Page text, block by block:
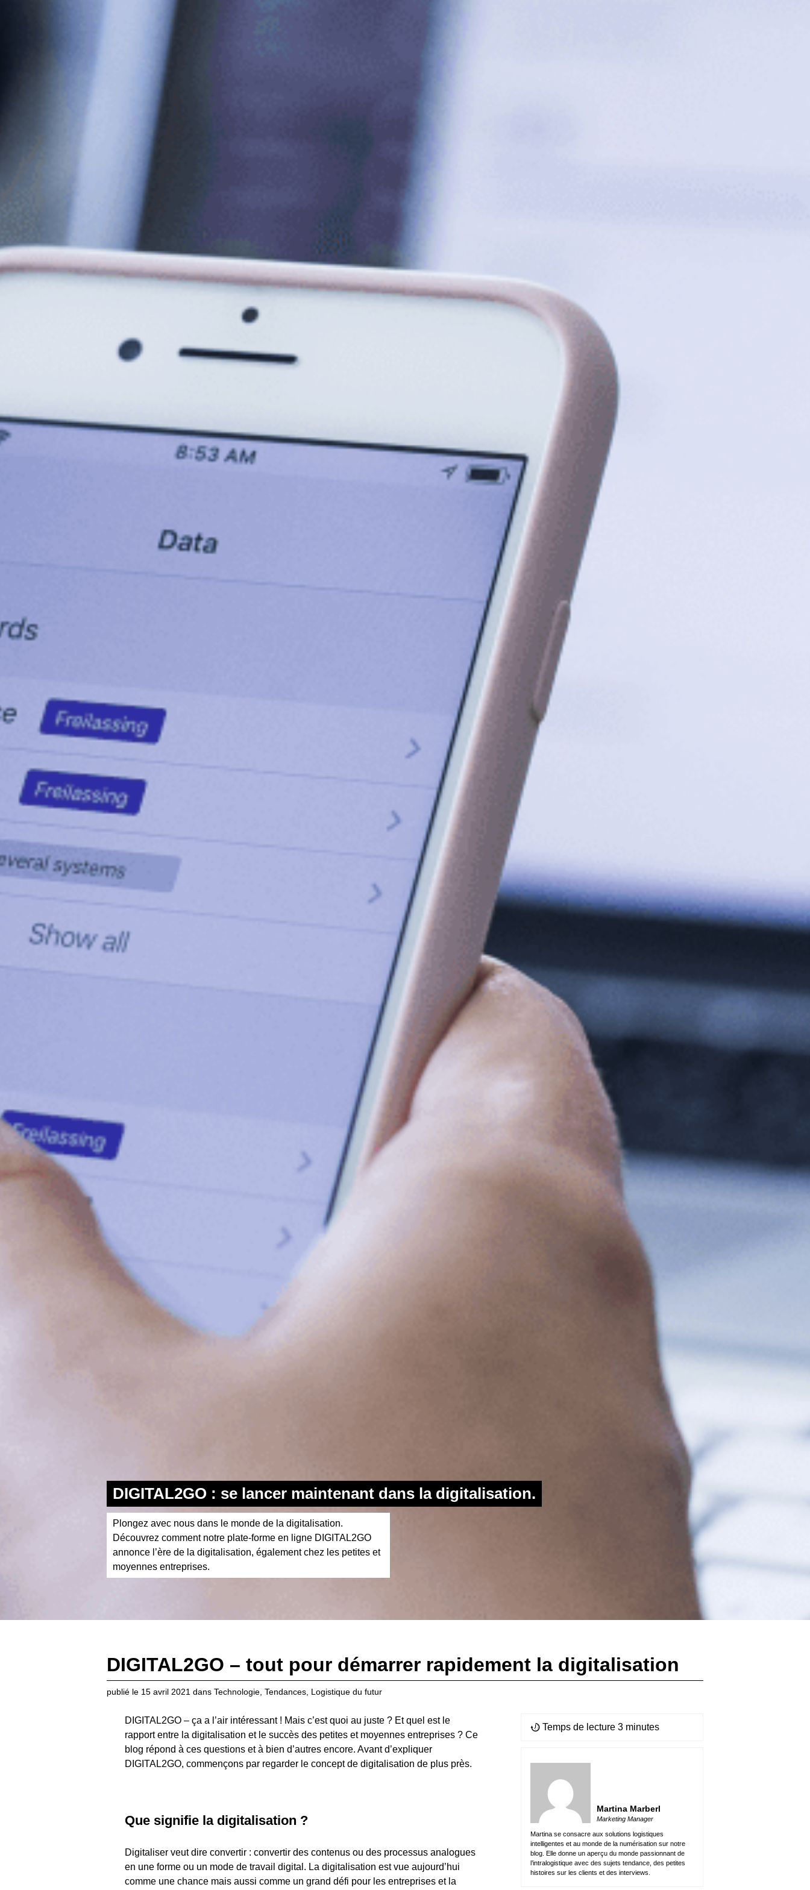
DIGITAL2GO : se lancer maintenant dans la digitalisation.
Plongez avec nous dans le monde de la digitalisation.
Découvrez comment notre plate-forme en ligne DIGITAL2GO
annonce l’ère de la digitalisation, également chez les petites et
moyennes entreprises.
DIGITAL2GO – tout pour démarrer rapidement la digitalisation
publié le 15 avril 2021 dans Technologie Tendances Logistique du futur
DIGITAL2GO – ça a l’air intéressant ! Mais c’est quoi au juste ? Et quel est le
rapport entre la digitalisation et le succès des petites et moyennes entreprises ? Ce
blog répond à ces questions et à bien d’autres encore. Avant d’expliquer
DIGITAL2GO, commençons par regarder le concept de digitalisation de plus près.
Que signifie la digitalisation ?
Digitaliser veut dire convertir : convertir des contenus ou des processus analogues
en une forme ou un mode de travail digital. La digitalisation est vue aujourd’hui
comme une chance mais aussi comme un grand défi pour les entreprises et la
Temps de lecture 3 minutes
Martina Marberl
Marketing Manager
Martina se consacre aux solutions logistiques
intelligentes et au monde de la numérisation sur notre
blog. Elle donne un aperçu du monde passionnant de
l’intralogistique avec des sujets tendance, des petites
histoires sur les clients et des interviews.